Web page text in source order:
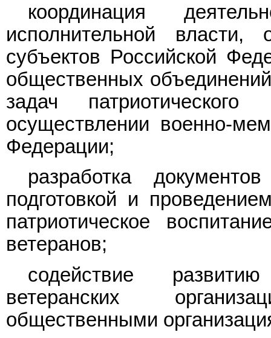
координация
исполнительной власти,
субъектов Российской
общественных
задач
осуществлении военно-
Федерации;
разработка
подготовкой и
патриотическое
ветеранов;
содействие
ветеранских
общественными